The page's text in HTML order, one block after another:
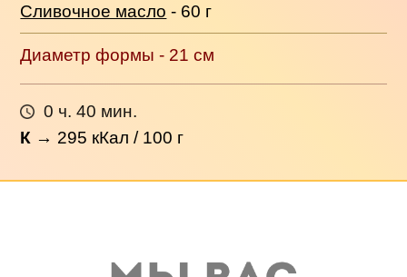
Сливочное масло - 60 г
Диаметр формы - 21 см
0 ч. 40 мин.
К → 295 кКал / 100 г